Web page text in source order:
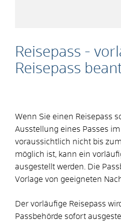
Reisepass -
Reisepass
Wenn Sie einen Reisepass
Ausstellung eines Passes
voraussichtlich nicht bis
möglich ist, kann ein
ausgestellt werden.
Die
Vorlage von geeigneten
Der vorläufige Reisepass
Passbehörde sofort